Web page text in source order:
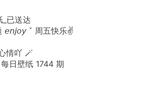
_已送达
𝘦𝘯𝘫𝘰𝘺 ˇ 周五快乐✌
情吖 🪄
日壁纸 1744 期